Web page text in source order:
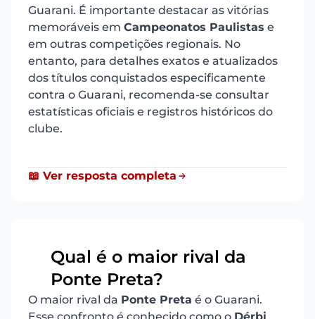
Guarani. É importante destacar as vitórias
memoráveis em Campeonatos Paulistas e
em outras competições regionais. No
entanto, para detalhes exatos e atualizados
dos títulos conquistados especificamente
contra o Guarani, recomenda-se consultar
estatísticas oficiais e registros históricos do
clube.
📖 Ver resposta completa
Qual é o maior rival da
Ponte Preta?
O maior rival da Ponte Preta é o Guarani.